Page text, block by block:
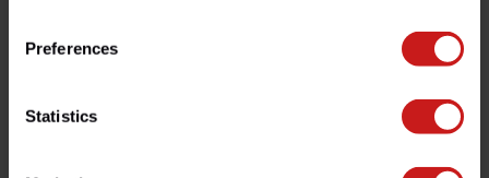
Preferences
Statistics